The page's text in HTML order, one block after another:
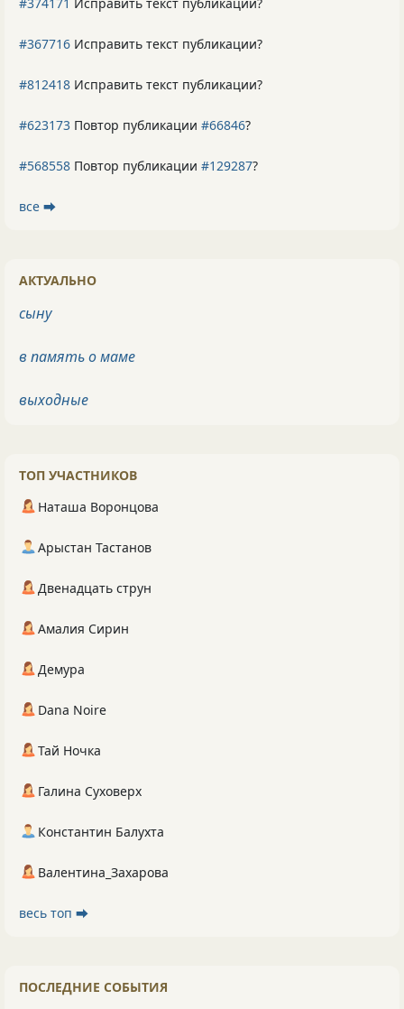
#367716 Исправить текст публикации?
#812418 Исправить текст публикации?
#623173 Повтор публикации #66846?
#568558 Повтор публикации #129287?
все ⮕
АКТУАЛЬНО
сыну
в память о маме
выходные
ТОП УЧАСТНИКОВ
Наташа Воронцова
Арыстан Тастанов
Двенадцать струн
Амалия Сирин
Демура
Dana Noire
Тай Ночка
Галина Суховерх
Константин Балухта
Валентина_Захарова
весь топ ⮕
ПОСЛЕДНИЕ СОБЫТИЯ